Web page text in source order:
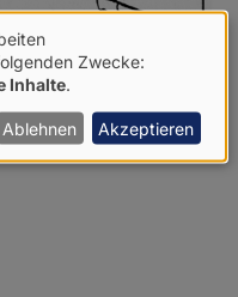
Zwecke:
Inhalte.
Ablehnen Akzeptieren